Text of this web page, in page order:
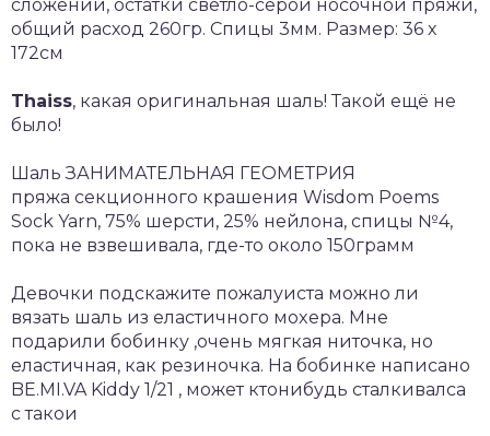
сложений, остатки светло-серой носочной пряжи,
общий расход 260гр. Спицы 3мм. Размер: 36 х
172см
Thaiss, какая оригинальная шаль! Такой ещё не
было!
Шаль ЗАНИМАТЕЛЬНАЯ ГЕОМЕТРИЯ
пряжа секционного крашения Wisdom Poems
Sock Yarn, 75% шерсти, 25% нейлона, спицы №4,
пока не взвешивала, где-то около 150грамм
Девочки подскажите пожалуиста можно ли
вязать шаль из еластичного моxера. Мне
подарили бобинку ,очень мягкая ниточка, но
еластичная, как резиночка. На бобинке написано
BE.MI.VA Kiddy 1/21 , может ктонибудь сталкивалса
с такои